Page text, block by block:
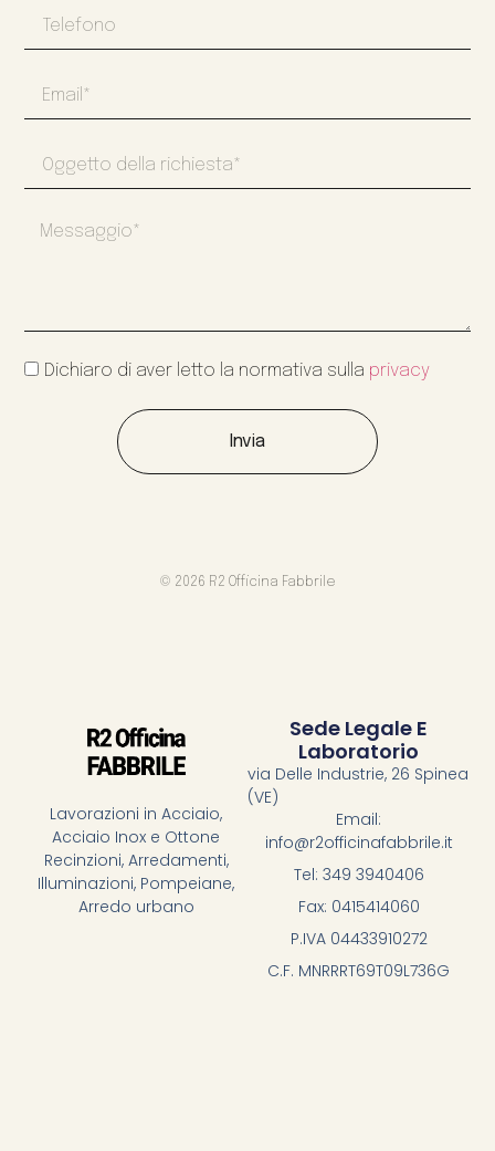
Dichiaro di aver letto la normativa sulla privacy
Invia
© 2026 R2 Officina Fabbrile
Lavorazioni in Acciaio,
Acciaio Inox e Ottone
Recinzioni, Arredamenti,
Illuminazioni, Pompeiane,
Arredo urbano
Sede Legale E
Laboratorio
via Delle Industrie, 26 Spinea
(VE)
Email:
info@r2officinafabbrile.it
Tel: 349 3940406
Fax: 0415414060
P.IVA 04433910272
C.F. MNRRRT69T09L736G